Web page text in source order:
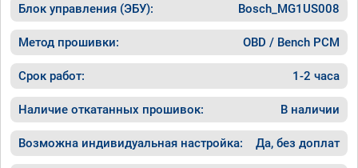
Блок управления (ЭБУ): Bosch_MG1US008
Метод прошивки: OBD / Bench PCM
Срок работ: 1-2 часа
Наличие откатанных прошивок: В наличии
Возможна индивидуальная настройка: Да, без доплат